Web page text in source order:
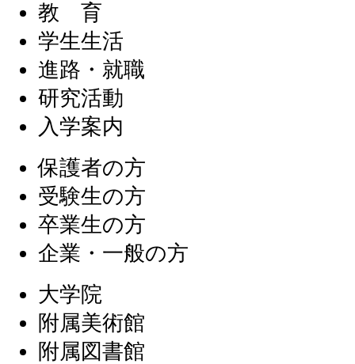
教 育
学生生活
進路・就職
研究活動
入学案内
保護者の方
受験生の方
卒業生の方
企業・一般の方
大学院
附属美術館
附属図書館